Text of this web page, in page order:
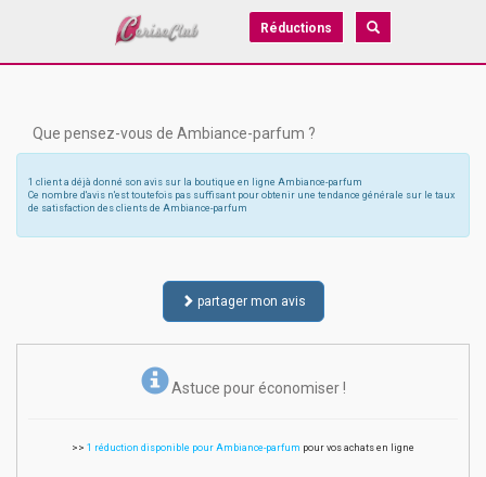
Réductions
Que pensez-vous de Ambiance-parfum ?
1 client a déjà donné son avis sur la boutique en ligne Ambiance-parfum
Ce nombre d'avis n'est toutefois pas suffisant pour obtenir une tendance générale sur le taux
de satisfaction des clients de Ambiance-parfum
partager mon avis
Astuce pour économiser !
>> 1 réduction disponible pour Ambiance-parfum pour vos achats en ligne